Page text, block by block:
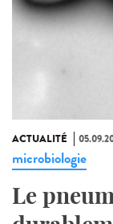
ACTUALITÉ
microbiologie
Le